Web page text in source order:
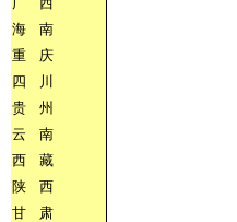
海
南
重
庆
四
川
贵
州
云
南
西
藏
陕
西
甘
肃